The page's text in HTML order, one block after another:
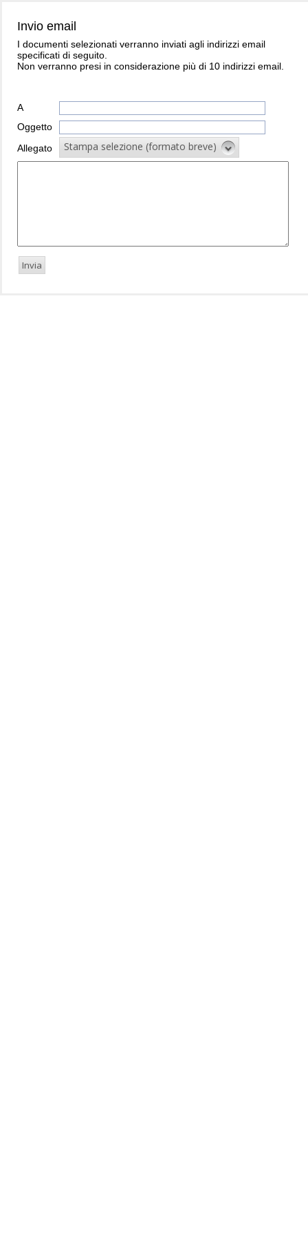
Invio email
I documenti selezionati verranno inviati agli indirizzi email
specificati di seguito.
Non verranno presi in considerazione più di 10 indirizzi email.
A
Oggetto
Allegato
Stampa selezione (formato breve)